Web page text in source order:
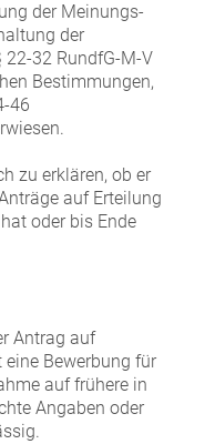
der Meinungs-
der
32 RundfG-M-V
Bestimmungen,
46
zu erklären, ob er
auf Erteilung
oder bis Ende
Antrag auf
Bewerbung für
auf frühere in
Angaben oder